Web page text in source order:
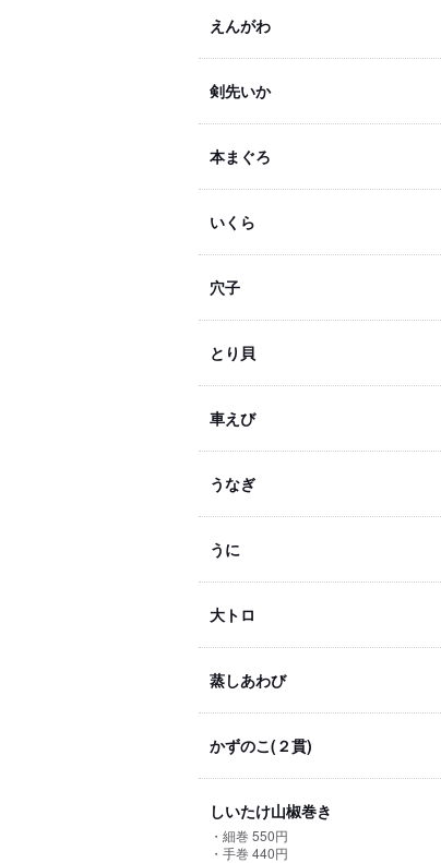
えんがわ
剣先いか
本まぐろ
いくら
穴子
とり貝
車えび
うなぎ
うに
大トロ
蒸しあわび
かずのこ(２貫)
しいたけ山椒巻き
・細巻 550円
・手巻 440円